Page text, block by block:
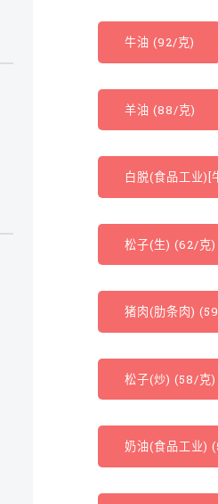
牛油 (92/克)
羊油 (88/克)
白脱(食品工业
松子(生) (62/克)
猪肉(肋条肉)
松子(炒) (58/克)
奶油(食品工业)